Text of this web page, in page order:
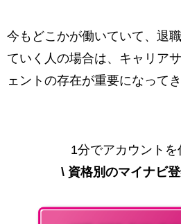
今もどこかが働いていて、退
ていく人の場合は、キャリア
ェントの存在が重要になってき
1分でアカウントを
\ 資格別のマイナビ